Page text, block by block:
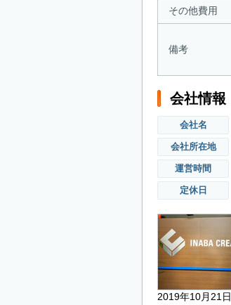
その他費用
備考
会社情報
会社名
会社所在地
運営時間
定休日
2019年10月21日